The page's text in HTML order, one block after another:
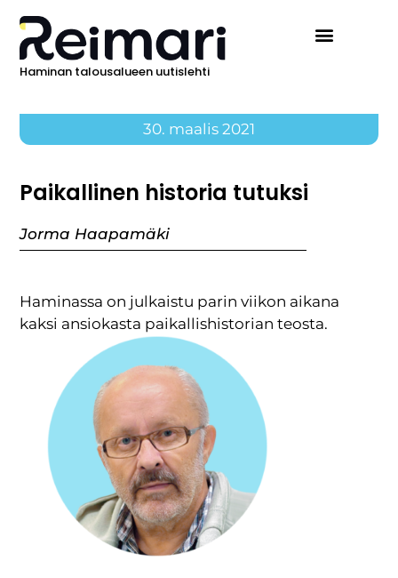
Haminan talousalueen uutislehti
30. maalis 2021
Paikallinen historia tutuksi
Jorma Haapamäki
Haminassa on julkaistu parin viikon aikana
kaksi ansiokasta paikallishistorian teosta.